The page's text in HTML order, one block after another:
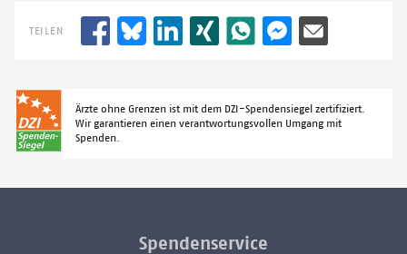
TEILEN
Ärzte ohne Grenzen ist mit dem DZI-Spendensiegel zertifiziert.
Wir garantieren einen verantwortungsvollen Umgang mit
Spenden.
Spendenservice